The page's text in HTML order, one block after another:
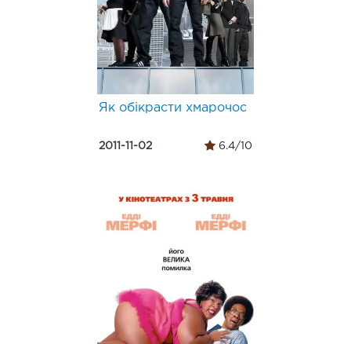
Як обікрасти хмарочос
2011-11-02 6.4/10